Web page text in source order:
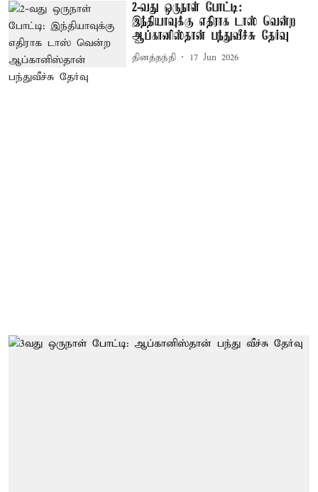
2-வது ஒருநாள் போட்டி:
இந்தியாவுக்கு எதிராக டாஸ் வென்ற
ஆப்கானிஸ்தான் பந்துவீச்சு தேர்வு
தினத்தந்தி 17 Jun 2026